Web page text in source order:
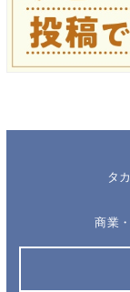
タ
商業